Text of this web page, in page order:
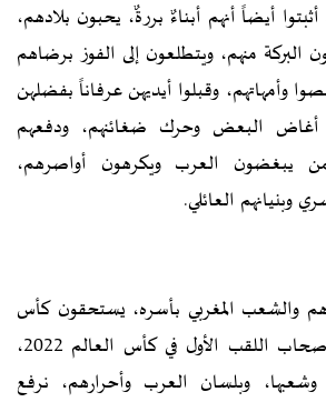
أيضاً أنهم أبناءٌ بررةٌ، يحبون بلادهم،
البركة منهم، ويتطلعون إلى الفوز برضاهم
وأمهاتهم، وقبلوا أيديهن عرفاناً بفضلهن
البعض وحرك ضغائنهم، ودفعهم
يبغضون العرب ويكرهون أواصرهم،
وبنيانهم العائلي.
والشعب المغربي بأسره، يستحقون كأس
المونديال وأن يكونوا أصحاب اللقب الأول في كأس العالم 2022،
وبلسان العرب وأحرارهم، نرفع